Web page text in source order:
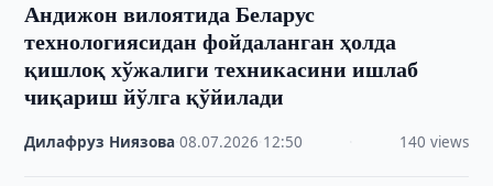
Андижон вилоятида Беларус
технологиясидан фойдаланган ҳолда
қишлоқ хўжалиги техникасини ишлаб
чиқариш йўлга қўйилади
Дилафруз Ниязова ·08.07.2026 12:50 140 views